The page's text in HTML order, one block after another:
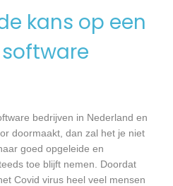
kans op een
bedrijven in Nederland en
doormaakt, dan zal het je niet
goed opgeleide en
toe blijft nemen. Doordat
Covid virus heel veel mensen